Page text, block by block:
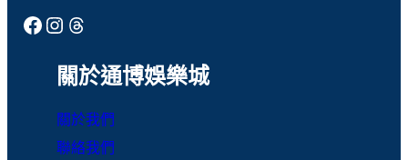
運彩報馬仔
Facebook Instagram Threads
關於通博娛樂城
關於我們
聯絡我們